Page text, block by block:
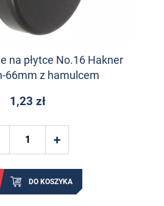
na płytce No.16 Hakner
66mm z hamulcem
1,23 zł
DO KOSZYKA